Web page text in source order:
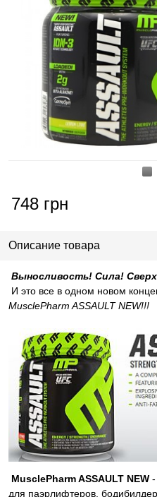
748 грн
Описание товара
Выносливость! Сила!
И это все в одном новом
MusclePharm ASSAULT NEW!!!
MusclePharm ASSAULT NEW
для паэрлифтеров,